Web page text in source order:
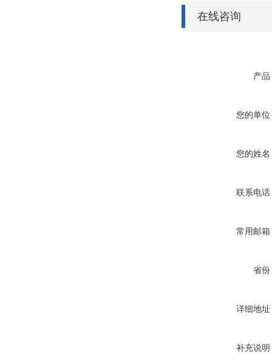
在线咨询
产品
您的单位
您的姓名
联系电话
常用邮箱
省份
详细地址
补充说明